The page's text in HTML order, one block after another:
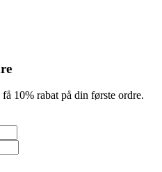
10% rabat på din første ordre.